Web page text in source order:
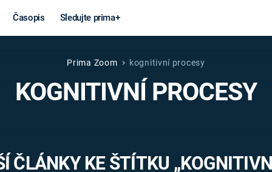
Časopis Sledujte prima+
Věda a
technika
Války
VÁLEČNÉ
Prima Zoom kognitivní procesy
KOGNITIVNÍ PROCESY
ČLÁNKY KE ŠTÍTKU